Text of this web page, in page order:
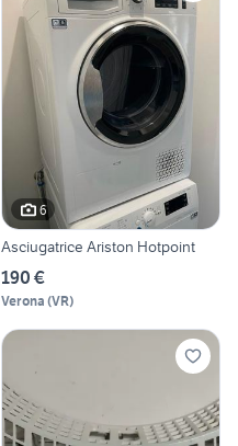
6
Asciugatrice Ariston Hotpoint
190 €
Verona (VR)